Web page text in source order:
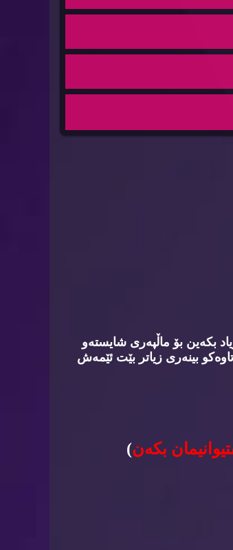
بكه‌ین بۆ ماڵپه‌ری شایسته‌و
بینه‌ری زیاتر بێت ئێمه‌ش
بكه‌ن)